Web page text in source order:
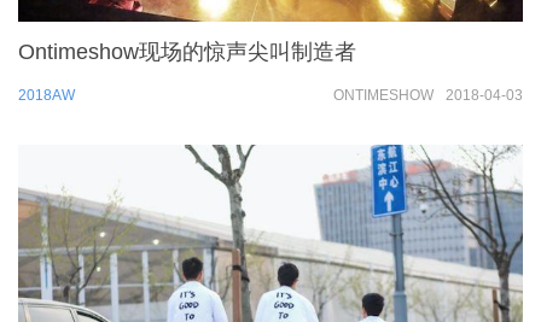
2018AW
Ontimeshow现场的惊声尖叫制造者
ONTIMESHOW 2018-04-03